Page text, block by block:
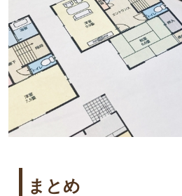
まとめ